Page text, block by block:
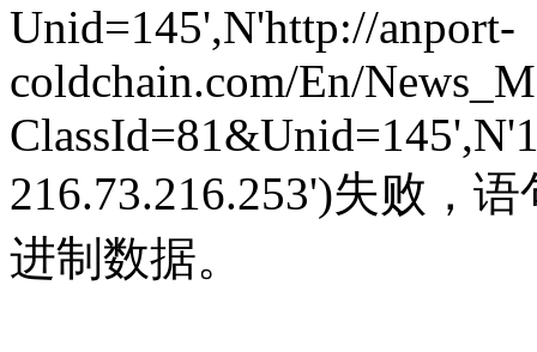
Unid=145',N'http://anport-
coldchain.com/En/
216.73.216.253')失败，
进制数据。